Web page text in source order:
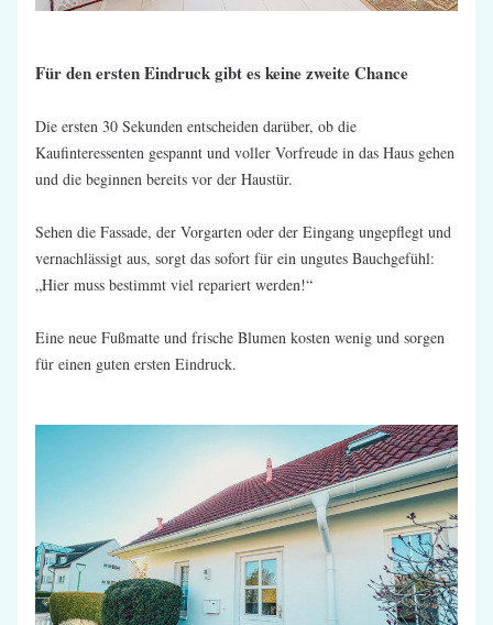
Für den ersten Eindruck gibt es keine zweite Chance
Die ersten 30 Sekunden entscheiden darüber, ob die
Kaufinteressenten gespannt und voller Vorfreude in das Haus gehen
und die beginnen bereits vor der Haustür.
Sehen die Fassade, der Vorgarten oder der Eingang ungepflegt und
vernachlässigt aus, sorgt das sofort für ein ungutes Bauchgefühl:
„Hier muss bestimmt viel repariert werden!“
Eine neue Fußmatte und frische Blumen kosten wenig und sorgen
für einen guten ersten Eindruck.